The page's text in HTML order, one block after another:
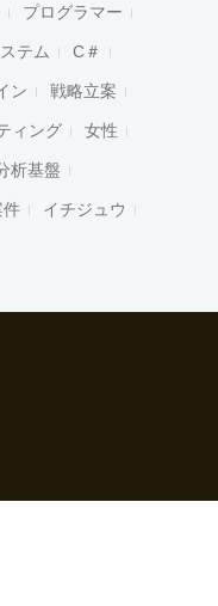
プログラマー
テム C＃
ン 戦略立案
ィング 女性
析基盤
件 イチジュウ